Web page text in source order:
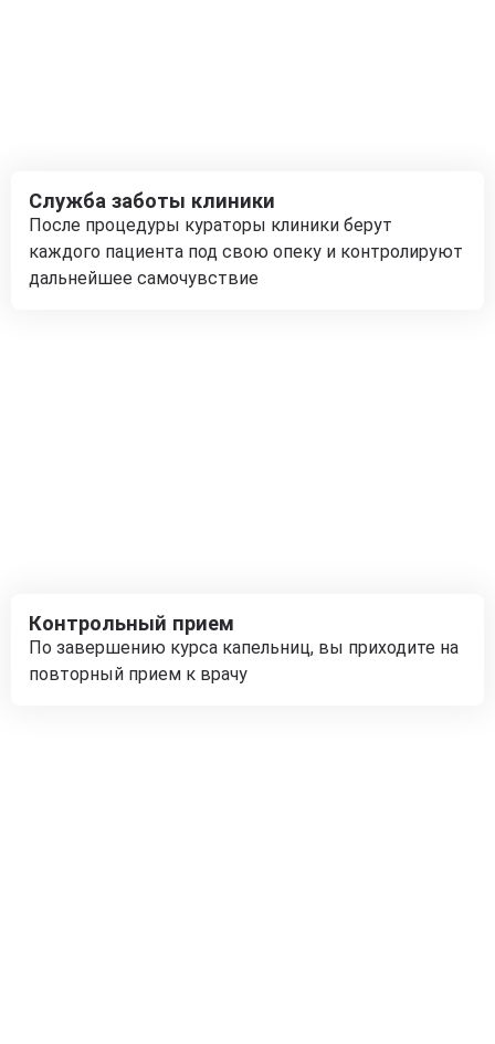
Служба заботы клиники
После процедуры кураторы клиники берут
каждого пациента под свою опеку и контролируют
дальнейшее самочувствие
Контрольный прием
По завершению курса капельниц, вы приходите на
повторный прием к врачу